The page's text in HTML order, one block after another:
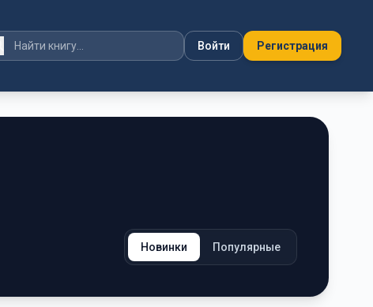
Войти Регистрация
Новинки Популярные